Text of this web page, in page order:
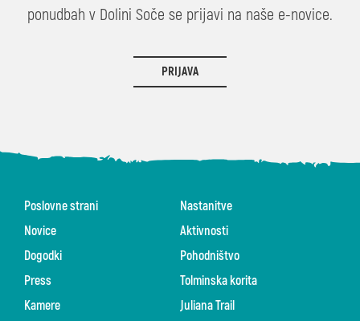
ponudbah v Dolini Soče se prijavi na naše e-novice.
PRIJAVA
Poslovne strani
Novice
Dogodki
Press
Kamere
Nastanitve
Aktivnosti
Pohodništvo
Tolminska korita
Juliana Trail